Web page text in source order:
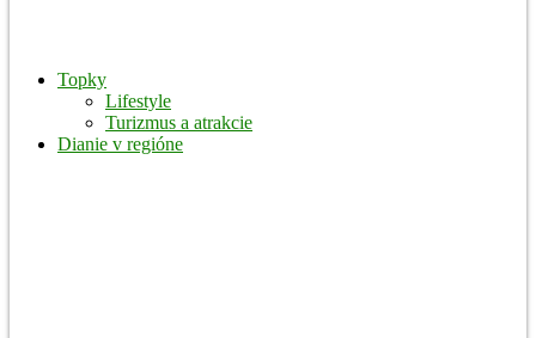
Topky
Lifestyle
Turizmus a atrakcie
Dianie v regióne